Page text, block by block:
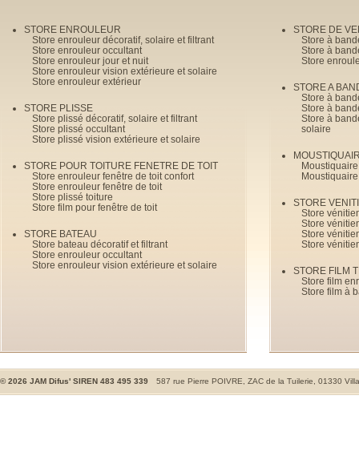
STORE ENROULEUR
Store enrouleur décoratif, solaire et filtrant
Store enrouleur occultant
Store enrouleur jour et nuit
Store enrouleur vision extérieure et solaire
Store enrouleur extérieur
STORE PLISSE
Store plissé décoratif, solaire et filtrant
Store plissé occultant
Store plissé vision extérieure et solaire
STORE POUR TOITURE FENETRE DE TOIT
Store enrouleur fenêtre de toit confort
Store enrouleur fenêtre de toit
Store plissé toiture
Store film pour fenêtre de toit
STORE BATEAU
Store bateau décoratif et filtrant
Store enrouleur occultant
Store enrouleur vision extérieure et solaire
STORE DE
Store à
Store à
Store
STORE A
Store à
Store à
Store à
solaire
STORE
Store
Store
Store
Store
STORE FILM
Store film
Store film à
©2026 JAM Difus' SIREN 483 495 339 587 rue Pierre POIVRE, ZAC de la Tuilerie, 01330